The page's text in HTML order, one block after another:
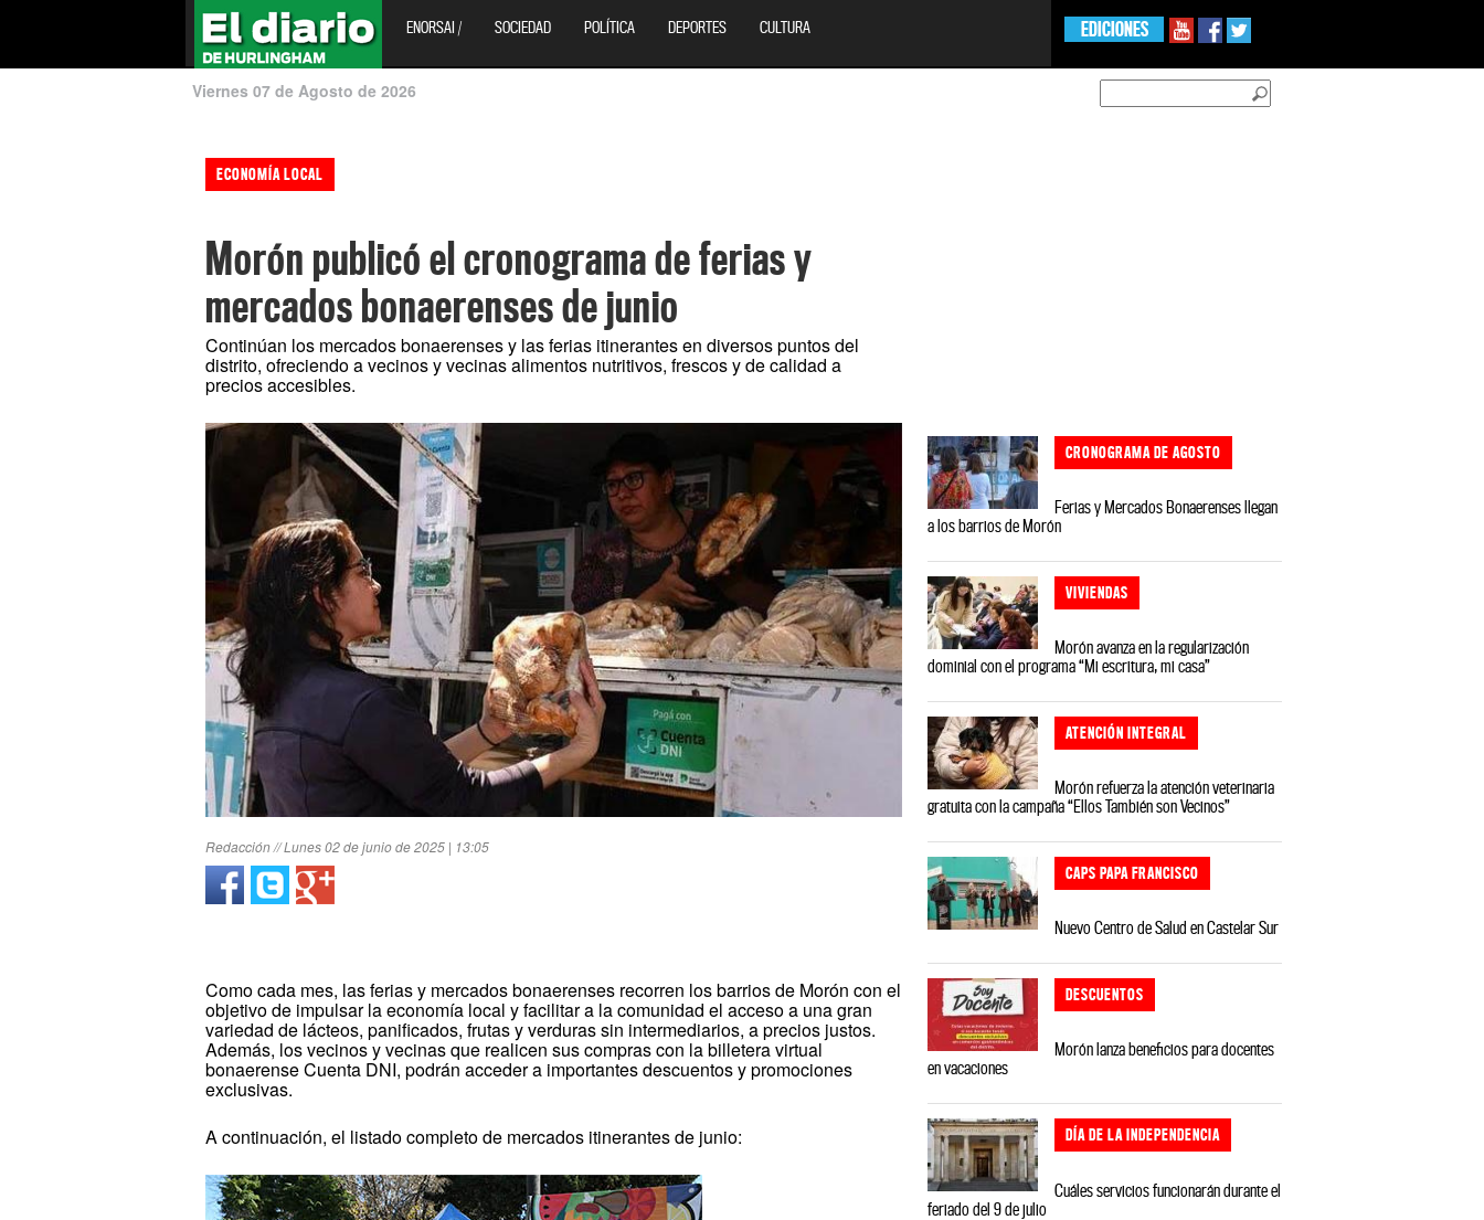
ENORSAI / SOCIEDAD POLÍTICA DEPORTES CULTURA EDICIONES
Viernes 07 de Agosto de 2026
ECONOMÍA LOCAL
Morón publicó el cronograma de ferias y
mercados bonaerenses de junio
Continúan los mercados bonaerenses y las ferias itinerantes en diversos puntos del
distrito, ofreciendo a vecinos y vecinas alimentos nutritivos, frescos y de calidad a
precios accesibles.
Redacción // Lunes 02 de junio de 2025 | 13:05
Como cada mes, las ferias y mercados bonaerenses recorren los barrios de Morón con el
objetivo de impulsar la economía local y facilitar a la comunidad el acceso a una gran
variedad de lácteos, panificados, frutas y verduras sin intermediarios, a precios justos.
Además, los vecinos y vecinas que realicen sus compras con la billetera virtual
bonaerense Cuenta DNI, podrán acceder a importantes descuentos y promociones
exclusivas.
A continuación, el listado completo de mercados itinerantes de junio:
CRONOGRAMA DE AGOSTO
Ferias y Mercados Bonaerenses llegan
a los barrios de Morón
VIVIENDAS
Morón avanza en la regularización
dominial con el programa “Mi escritura, mi casa”
ATENCIÓN INTEGRAL
Morón refuerza la atención veterinaria
gratuita con la campaña “Ellos También son Vecinos”
CAPS PAPA FRANCISCO
Nuevo Centro de Salud en Castelar Sur
DESCUENTOS
Morón lanza beneficios para docentes
en vacaciones
DÍA DE LA INDEPENDENCIA
Cuáles servicios funcionarán durante el
feriado del 9 de julio